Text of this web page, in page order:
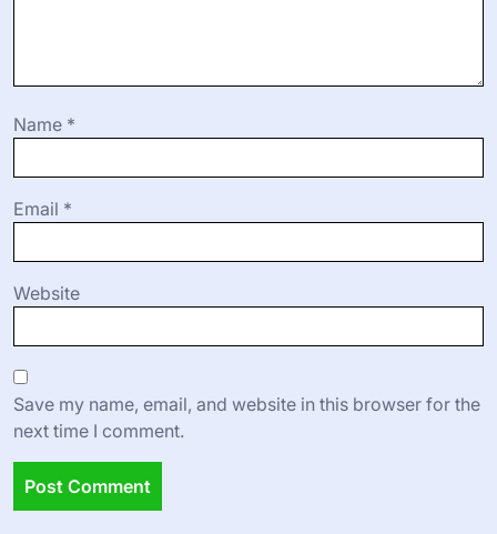
Name *
Email *
Website
Save my name, email, and website in this browser for the
next time I comment.